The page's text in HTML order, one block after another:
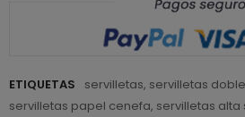
ETIQUETAS servilletas, servilletas
servilletas papel cenefa, servilletas alta